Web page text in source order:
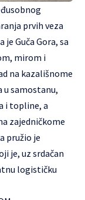
prvih veza
je Guča Gora, sa
mirom i
na kazališnome
u samostanu,
i topline, a
zajedničkome
pružio je
je, uz srdačan
logističku